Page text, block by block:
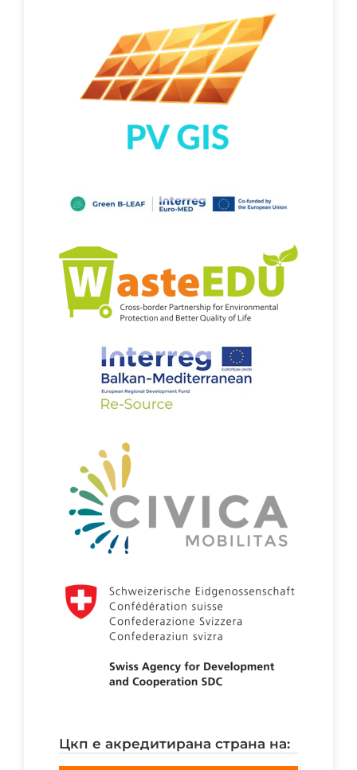
цкп е акредитирана страна на: